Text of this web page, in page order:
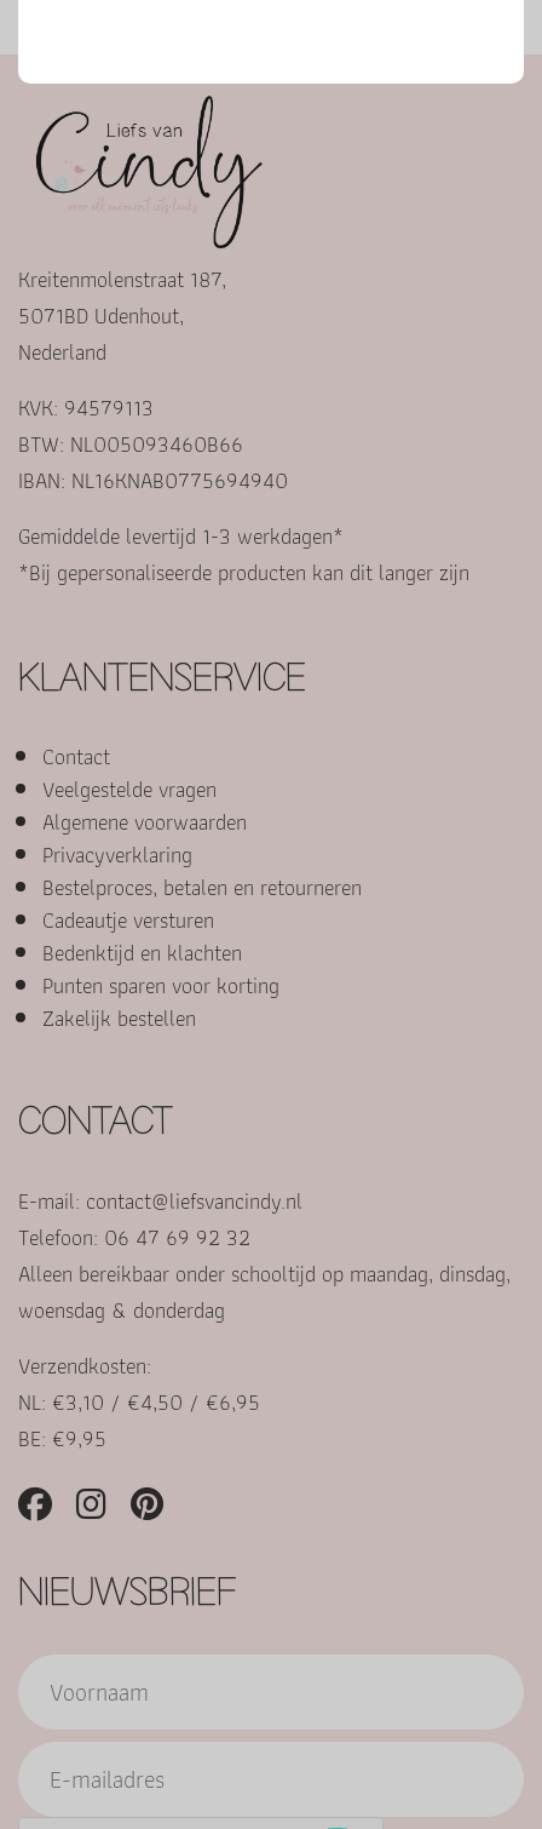
Kreitenmolenstraat 187,
5071BD Udenhout,
Nederland
KVK: 94579113
BTW: NL005093460B66
IBAN: NL16KNAB0775694940
Gemiddelde levertijd 1-3 werkdagen*
*Bij gepersonaliseerde producten kan dit langer zijn
KLANTENSERVICE
Contact
Veelgestelde vragen
Algemene voorwaarden
Privacyverklaring
Bestelproces, betalen en retourneren
Cadeautje versturen
Bedenktijd en klachten
Punten sparen voor korting
Zakelijk bestellen
CONTACT
E-mail: contact@liefsvancindy.nl
Telefoon: 06 47 69 92 32
Alleen bereikbaar onder schooltijd op maandag, dinsdag,
woensdag & donderdag
Verzendkosten:
NL: €3,10 / €4,50 / €6,95
BE: €9,95
NIEUWSBRIEF